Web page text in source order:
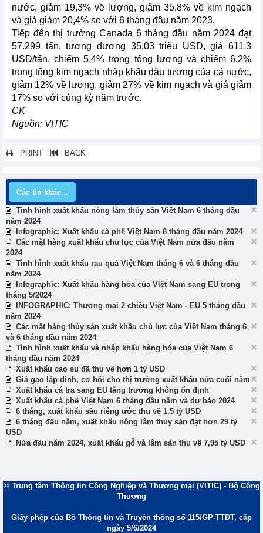
nước, giảm 19,3% về lượng, giảm 35,8% về kim ngạch
và giá giảm 20,4% so với 6 tháng đầu năm 2023.
Tiếp đến thị trường Canada 6 tháng đầu năm 2024 đạt
57.299 tấn, tương đương 35,03 triệu USD, giá 611,3
USD/tấn, chiếm 5,4% trong tổng lượng và chiếm 6,2%
trong tổng kim ngạch nhập khẩu đậu tương của cả nước,
giảm 12% về lượng, giảm 27% về kim ngạch và giá giảm
17% so với cùng kỳ năm trước.
CK
Nguồn: VITIC
PRINT BACK
Các tin khác...
Tình hình xuất khẩu nông lâm thủy sản Việt Nam 6 tháng đầu
năm 2024
Infographic: Xuất khẩu cà phê Việt Nam 6 tháng đầu năm 2024
Các mặt hàng xuất khẩu chủ lực của Việt Nam nửa đầu năm
2024
Tình hình xuất khẩu rau quả Việt Nam tháng 6 và 6 tháng đầu
năm 2024
Infographic: Xuất khẩu hàng hóa của Việt Nam sang EU trong
tháng 5/2024
INFOGRAPHIC: Thương mại 2 chiều Việt Nam - EU 5 tháng đầu
năm 2024
Các mặt hàng thủy sản xuất khẩu chủ lực của Việt Nam tháng 6
và 6 tháng đầu năm 2024
Tình hình xuất khẩu và nhập khẩu hàng hóa của Việt Nam 6
tháng đầu năm 2024
Xuất khẩu cao su đã thu về hơn 1 tỷ USD
Giá gạo lập đỉnh, cơ hội cho thị trường xuất khẩu nửa cuối năm
Xuất khẩu cá tra sang EU tăng trưởng không ổn định
Xuất khẩu cà phê Việt Nam 6 tháng đầu năm và dự báo 2024
6 tháng, xuất khẩu sầu riêng ước thu về 1,5 tỷ USD
6 tháng đầu năm, xuất khẩu nông lâm thủy sản đạt hơn 29 tỷ
USD
Nửa đầu năm 2024, xuất khẩu gỗ và lâm sản thu về 7,95 tỷ USD
© Trung tâm Thông tin Công Nghiệp và Thương mại (VITIC) - Bộ Công
Thương
Giấy phép của Bộ Thông tin và Truyền thông số 115/GP-TTĐT, cấp
ngày 5/6/2024